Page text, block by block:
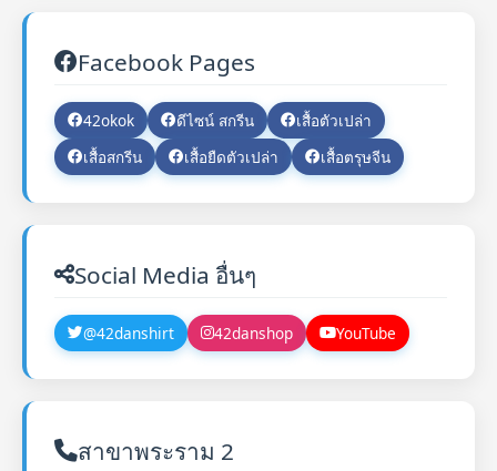
Facebook Pages
42okok ดีไซน์ สกรีน
เสื้อตัวเปล่า
เสื้อสกรีน
เสื้อยืดตัวเปล่า เสื้อตรุษจีน
Social Media อื่นๆ
@42danshirt 42danshop YouTube
สาขาพระราม 2